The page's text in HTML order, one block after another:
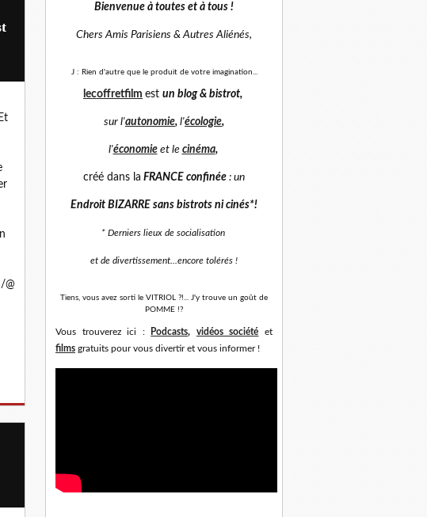
@
Bienvenue à toutes et à tous !
Chers Amis Parisiens &Autres Aliénés,
J : Rien d'autre que le produit de votre imagination...
lecoffretfilm est un blog & bistrot,
sur l'autonomie, l'écologie,
l'économie et le cinéma,
créé dans la FRANCE confinée : un
Endroit BIZARRE sans bistrots ni cinés*!
* Derniers lieux de socialisation
et de divertissement... encore tolérés !
Tiens, vous avez sorti le VITRIOL ?!... J'y trouve un goût de
POMME !?
Vous trouverez ici : Podcasts, vidéos société et
films gratuits pour vous divertir et vous informer !